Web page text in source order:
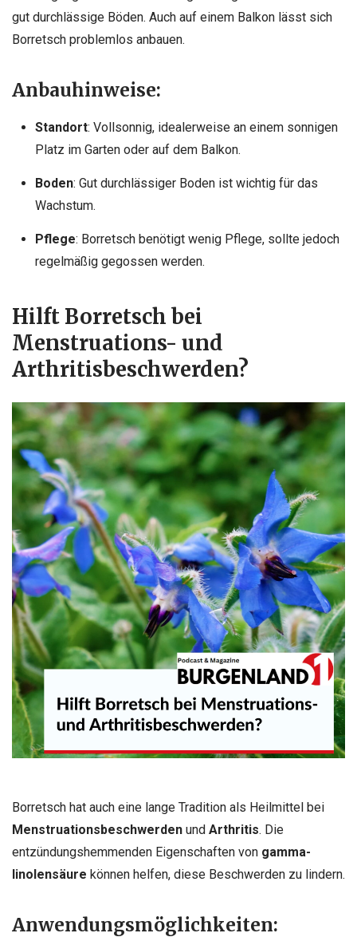
gut durchlässige Böden. Auch auf einem Balkon lässt sich
Borretsch problemlos anbauen.
Anbauhinweise:
Standort: Vollsonnig, idealerweise an einem sonnigen
Platz im Garten oder auf dem Balkon.
Boden: Gut durchlässiger Boden ist wichtig für das
Wachstum.
Pflege: Borretsch benötigt wenig Pflege, sollte jedoch
regelmäßig gegossen werden.
Hilft Borretsch bei
Menstruations- und
Arthritisbeschwerden?
Borretsch hat auch eine lange Tradition als Heilmittel bei
Menstruationsbeschwerden und Arthritis. Die
entzündungshemmenden Eigenschaften von gamma-
linolensäure können helfen, diese Beschwerden zu lindern.
Anwendungsmöglichkeiten: